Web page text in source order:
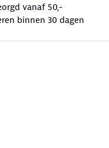
vanaf 50,-
binnen 30 dagen